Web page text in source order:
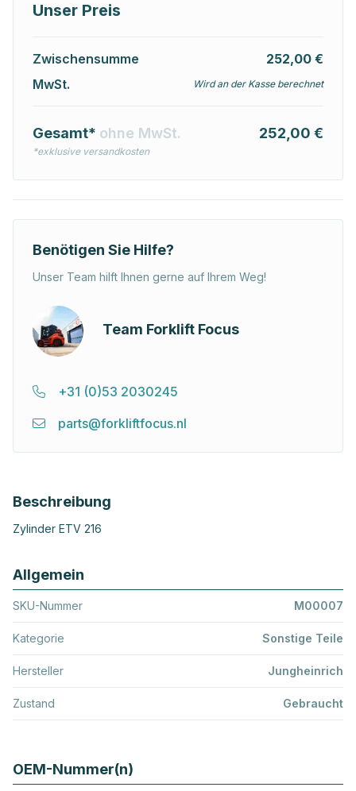
Unser Preis
Zwischensumme
252,00 €
MwSt.
Wird an der Kasse berechnet
Gesamt* ohne MwSt.
*exklusive versandkosten
252,00 €
Benötigen Sie Hilfe?
Unser Team hilft Ihnen gerne auf Ihrem Weg!
Team Forklift Focus
+31 (0)53 2030245
parts@forkliftfocus.nl
Beschreibung
Zylinder ETV 216
Allgemein
SKU-Nummer M00007
Kategorie Sonstige Teile
Hersteller Jungheinrich
Zustand Gebraucht
OEM-Nummer(n)